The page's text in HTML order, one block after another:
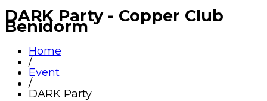
DARK Party - Copper Club
Benidorm
Home
/
Event
/
DARK Party